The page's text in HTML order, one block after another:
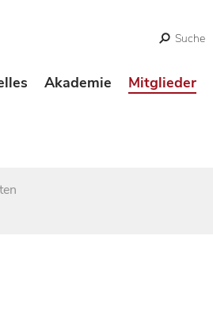
Suche
Akademie Mitglieder